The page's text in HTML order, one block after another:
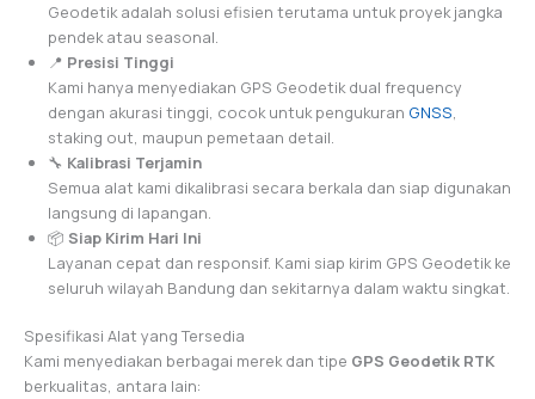
Geodetik adalah solusi efisien terutama untuk proyek jangka
pendek atau seasonal.
📍 Presisi Tinggi
Kami hanya menyediakan GPS Geodetik dual frequency
dengan akurasi tinggi, cocok untuk pengukuran GNSS,
staking out, maupun pemetaan detail.
🔧 Kalibrasi Terjamin
Semua alat kami dikalibrasi secara berkala dan siap digunakan
langsung di lapangan.
📦 Siap Kirim Hari Ini
Layanan cepat dan responsif. Kami siap kirim GPS Geodetik ke
seluruh wilayah Bandung dan sekitarnya dalam waktu singkat.
Spesifikasi Alat yang Tersedia
Kami menyediakan berbagai merek dan tipe GPS Geodetik RTK
berkualitas, antara lain: